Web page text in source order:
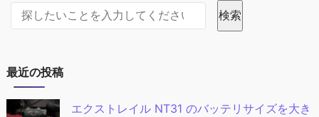
サイト内検索 検索
最近の投稿
エクストレイル NT31 のバッテリサイズを大き